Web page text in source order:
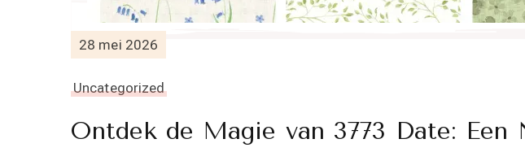
28 mei 2026
Uncategorized
Ontdek de Magie van 3773 Date: Een